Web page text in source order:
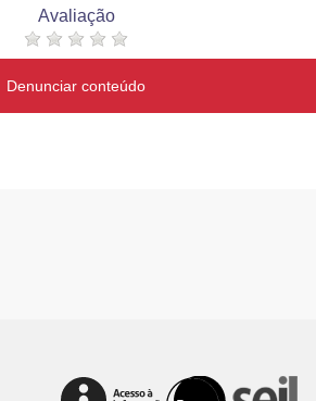
Avaliação
Denunciar conteúdo